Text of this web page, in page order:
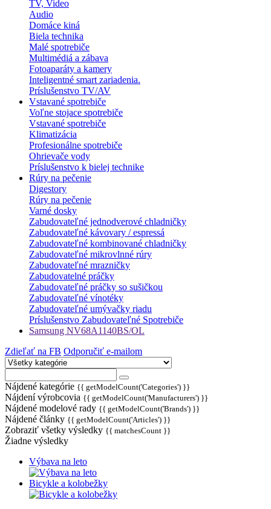
TV, Video
Audio
Domáce kiná
Biela technika
Malé spotrebiče
Multimédiá a zábava
Fotoaparáty a kamery
Inteligentné smart zariadenia.
Príslušenstvo TV/AV
Vstavané spotrebiče
Voľne stojace spotrebiče
Vstavané spotrebiče
Klimatizácia
Profesionálne spotrebiče
Ohrievače vody
Príslušenstvo k bielej technike
Rúry na pečenie
Digestory
Rúry na pečenie
Varné dosky
Zabudovateľné jednodverové chladničky
Zabudovateľné kávovary / espressá
Zabudovateľné kombinované chladničky
Zabudovateľné mikrovlnné rúry
Zabudovateľné mrazničky
Zabudovatelné práčky
Zabudovateľné práčky so sušičkou
Zabudovateľné vínotéky
Zabudovateľné umývačky riadu
Príslušenstvo Zabudovateľné Spotrebiče
Samsung NV68A1140BS/OL
Zdieľať na FB Odporučiť e-mailom
Nájdené kategórie {{ getModelCount('Categories') }}
Nájdení výrobcovia {{ getModelCount('Manufacturers') }}
Nájdené modelové rady {{ getModelCount('Brands') }}
Nájdené články {{ getModelCount('Articles') }}
Zobraziť všetky výsledky {{ matchesCount }}
Žiadne výsledky
Výbava na leto
Bicykle a kolobežky